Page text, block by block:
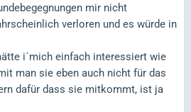
mir nicht
verloren und es würde in
i´mich einfach interessiert wie
man sie eben auch nicht für das
dafür dass sie mitkommt, ist ja